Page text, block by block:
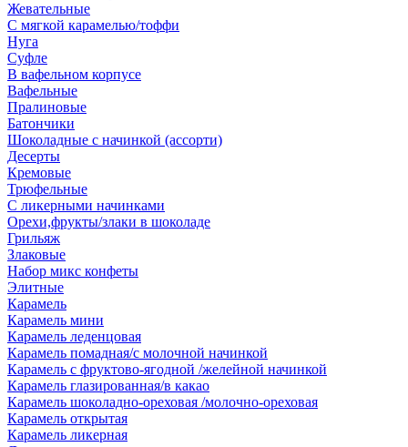
Жевательные
С мягкой карамелью/тоффи
Нуга
Суфле
В вафельном корпусе
Вафельные
Пралиновые
Батончики
Шоколадные с начинкой (ассорти)
Десерты
Кремовые
Трюфельные
С ликерными начинками
Орехи,фрукты/злаки в шоколаде
Грильяж
Злаковые
Набор микс конфеты
Элитные
Карамель
Карамель мини
Карамель леденцовая
Карамель помадная/с молочной начинкой
Карамель с фруктово-ягодной /желейной начинкой
Карамель глазированная/в какао
Карамель шоколадно-ореховая /молочно-ореховая
Карамель открытая
Карамель ликерная